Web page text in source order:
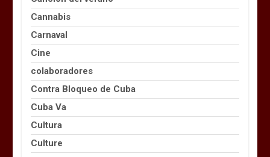
Cannabis
Carnaval
Cine
colaboradores
Contra Bloqueo de Cuba
Cuba Va
Cultura
Culture